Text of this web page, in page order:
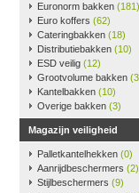
Euronorm bakken (181)
Euro koffers (62)
Cateringbakken (18)
Distributiebakken (10)
ESD veilig (12)
Grootvolume bakken
Kantelbakken (10)
Overige bakken (3)
Magazijn veiligheid
Palletkantelhekken (0)
Aanrijdbeschermers (2)
Stijlbeschermers (9)